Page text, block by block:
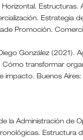
Horizontal. Estructuras.
Estrategia
Promoción.
González (2021).
Cómo transformar
impacto. Buenos Aires:
la Administración de
Estructura